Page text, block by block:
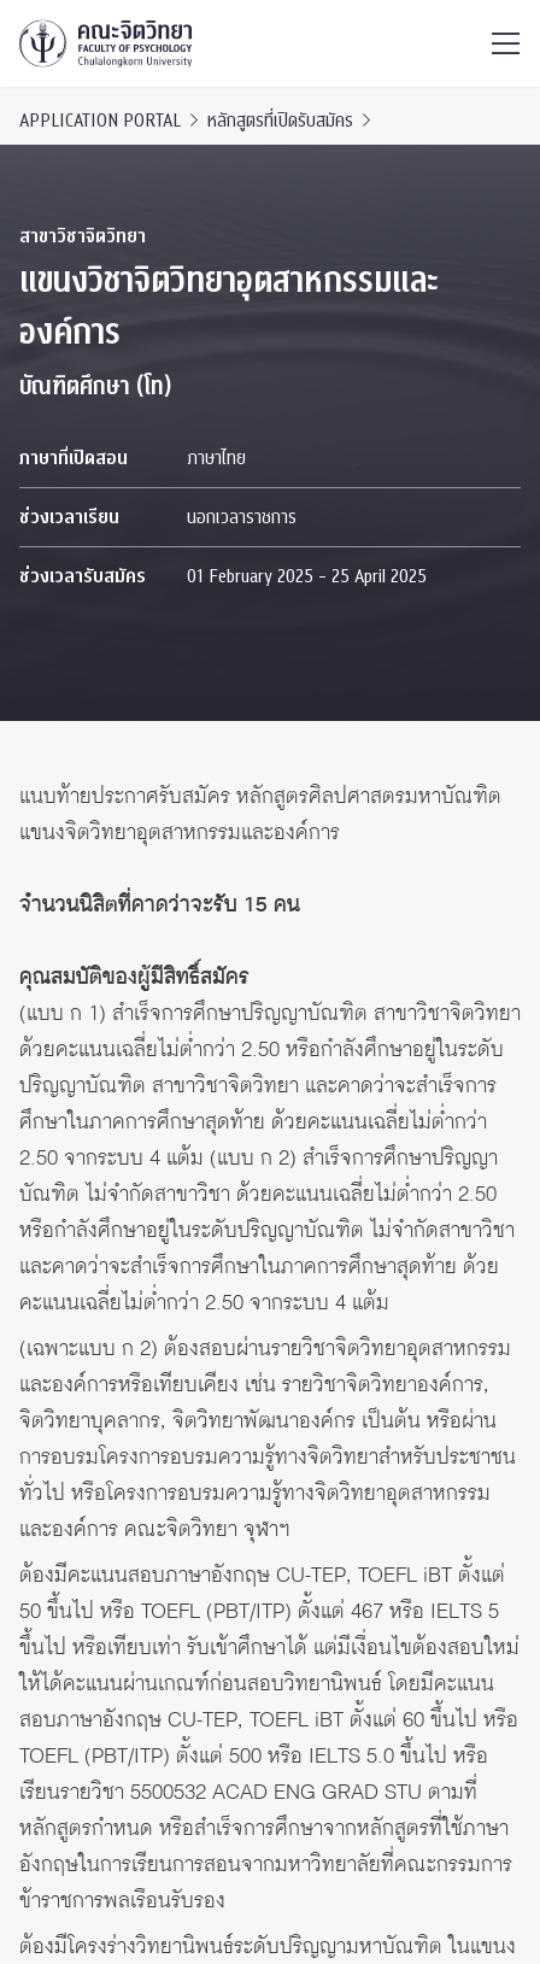
APPLICATION PORTAL หลักสูตรที่เปิดรับสมัคร
สาขาวิชาจิตวิทยา
แขนงวิชาจิตวิทยาอุตสาหกรรมและ
องค์การ
บัณฑิตศึกษา (โท)
ภาษาที่เปิดสอน ภาษาไทย
ช่วงเวลาเรียน นอกเวลาราชการ
ช่วงเวลารับสมัคร 01 February 2025 - 25 April 2025
แนบท้ายประกาศรับสมัคร หลักสูตรศิลปศาสตรมหาบัณฑิต
แขนงจิตวิทยาอุตสาหกรรมและองค์การ
จำนวนนิสิตที่คาดว่าจะรับ 15 คน
คุณสมบัติของผู้มีสิทธิ์สมัคร
(แบบ ก 1) สำเร็จการศึกษาปริญญาบัณฑิต สาขาวิชาจิตวิทยา
ด้วยคะแนนเฉลี่ยไม่ต่ำกว่า 2.50 หรือกำลังศึกษาอยู่ในระดับ
ปริญญาบัณฑิต สาขาวิชาจิตวิทยา และคาดว่าจะสำเร็จการ
ศึกษาในภาคการศึกษาสุดท้าย ด้วยคะแนนเฉลี่ยไม่ต่ำกว่า
2.50 จากระบบ 4 แต้ม (แบบ ก 2) สำเร็จการศึกษาปริญญา
บัณฑิต ไม่จำกัดสาขาวิชา ด้วยคะแนนเฉลี่ยไม่ต่ำกว่า 2.50
หรือกำลังศึกษาอยู่ในระดับปริญญาบัณฑิต ไม่จำกัดสาขาวิชา
และคาดว่าจะสำเร็จการศึกษาในภาคการศึกษาสุดท้าย ด้วย
คะแนนเฉลี่ยไม่ต่ำกว่า 2.50 จากระบบ 4 แต้ม
(เฉพาะแบบ ก 2) ต้องสอบผ่านรายวิชาจิตวิทยาอุตสาหกรรม
และองค์การหรือเทียบเคียง เช่น รายวิชาจิตวิทยาองค์การ,
จิตวิทยาบุคลากร, จิตวิทยาพัฒนาองค์กร เป็นต้น หรือผ่าน
การอบรมโครงการอบรมความรู้ทางจิตวิทยาสำหรับประชาชน
ทั่วไป หรือโครงการอบรมความรู้ทางจิตวิทยาอุตสาหกรรม
และองค์การ คณะจิตวิทยา จุฬาฯ
ต้องมีคะแนนสอบภาษาอังกฤษ CU-TEP, TOEFL iBT ตั้งแต่
50 ขึ้นไป หรือ TOEFL (PBT/ITP) ตั้งแต่ 467 หรือ IELTS 5
ขึ้นไป หรือเทียบเท่า รับเข้าศึกษาได้ แต่มีเงื่อนไขต้องสอบใหม่
ให้ได้คะแนนผ่านเกณฑ์ก่อนสอบวิทยานิพนธ์ โดยมีคะแนน
สอบภาษาอังกฤษ CU-TEP, TOEFL iBT ตั้งแต่ 60 ขึ้นไป หรือ
TOEFL (PBT/ITP) ตั้งแต่ 500 หรือ IELTS 5.0 ขึ้นไป หรือ
เรียนรายวิชา 5500532 ACAD ENG GRAD STU ตามที่
หลักสูตรกำหนด หรือสำเร็จการศึกษาจากหลักสูตรที่ใช้ภาษา
อังกฤษในการเรียนการสอนจากมหาวิทยาลัยที่คณะกรรมการ
ข้าราชการพลเรือนรับรอง
ต้องมีโครงร่างวิทยานิพนธ์ระดับปริญญามหาบัณฑิต ในแขนง